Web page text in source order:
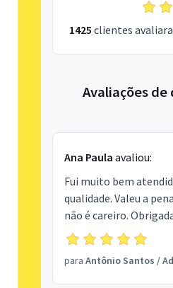
1425 clientes
Avaliações
Ana Paula avaliou:
Fui muito bem
qualidade. Valeu a
não é careiro.
para Antônio Santos /